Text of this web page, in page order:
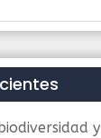
y